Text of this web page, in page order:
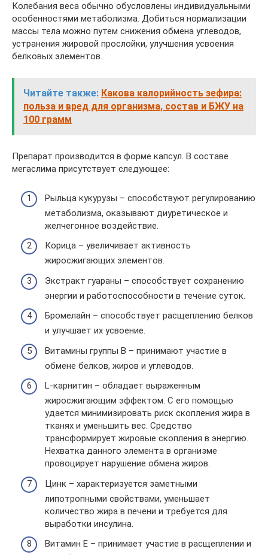
Колебания веса обычно обусловлены индивидуальными
особенностями метаболизма. Добиться нормализации
массы тела можно путем снижения обмена углеводов,
устранения жировой прослойки, улучшения усвоения
белковых элементов.
Читайте также: Какова калорийность зефира:
польза и вред для организма, состав и БЖУ на
100 грамм
Препарат производится в форме капсул. В составе
мегаслима присутствует следующее:
Рыльца кукурузы – способствуют регулированию
метаболизма, оказывают диуретическое и
желчегонное воздействие.
Корица – увеличивает активность
жиросжигающих элементов.
Экстракт гуараны – способствует сохранению
энергии и работоспособности в течение суток.
Бромелайн – способствует расщеплению белков
и улучшает их усвоение.
Витамины группы В – принимают участие в
обмене белков, жиров и углеводов.
L-карнитин – обладает выраженным
жиросжигающим эффектом. С его помощью
удается минимизировать риск скопления жира в
тканях и уменьшить вес. Средство
трансформирует жировые скопления в энергию.
Нехватка данного элемента в организме
провоцирует нарушение обмена жиров.
Цинк – характеризуется заметными
липотропными свойствами, уменьшает
количество жира в печени и требуется для
выработки инсулина.
Витамин Е – принимает участие в расщеплении и